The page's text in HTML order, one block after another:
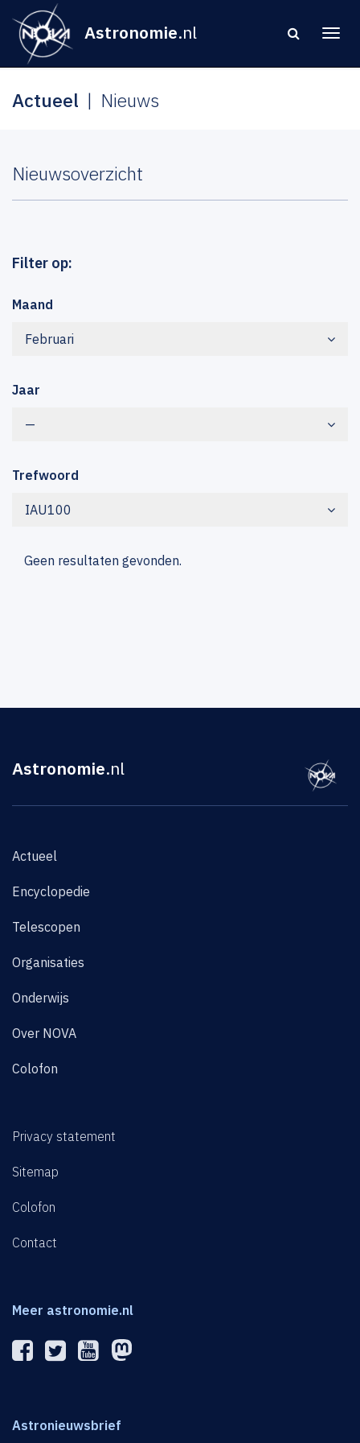
Astronomie.nl
Actueel Nieuws
Nieuwsoverzicht
Filter op:
Maand
Februari
Jaar
—
Trefwoord
IAU100
Geen resultaten gevonden.
Astronomie.nl
Actueel
Encyclopedie
Telescopen
Organisaties
Onderwijs
Over NOVA
Colofon
Privacy statement
Sitemap
Colofon
Contact
Meer astronomie.nl
Astronieuwsbrief